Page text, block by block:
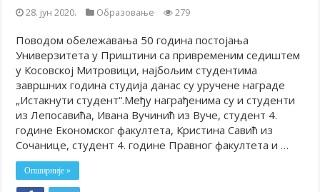
28. јун 2020. Образовање 279
Поводом обележавања 50 година постојања
Универзитета у Приштини са привременим седиштем
у Косовској Митровици, најбољим студентима
завршних година студија данас су уручене награде
„Истакнути студент“.Међу награђенима су и студенти
из Лепосавића, Ивана Вучинић из Вуче, студент 4.
године Економског факултета, Кристина Савић из
Сочанице, студент 4. године Правног факултета и …
Опширније »